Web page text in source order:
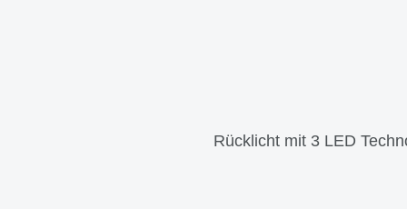
Rücklicht mit 3 LED